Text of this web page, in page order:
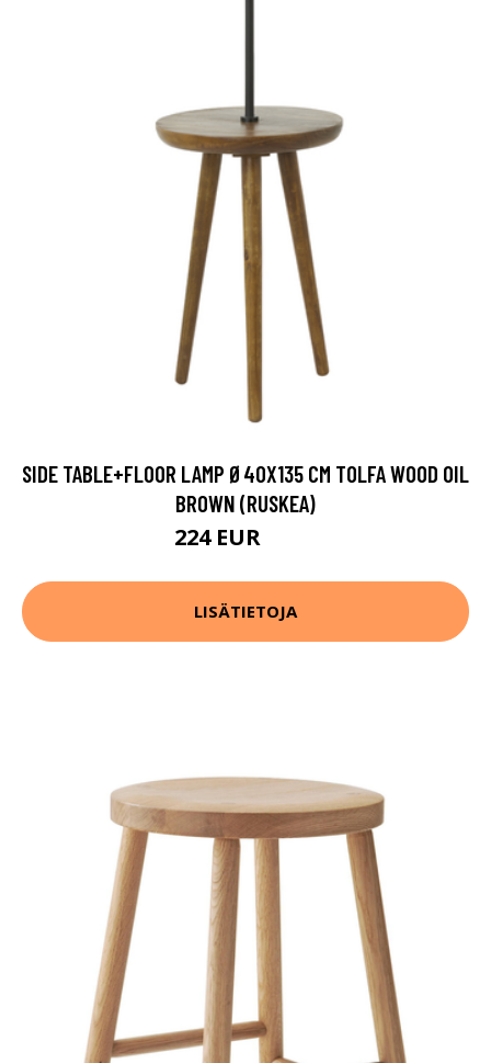
SIDE TABLE+FLOOR LAMP Ø40X135 CM TOLFA WOOD OIL
BROWN (RUSKEA)
224 EUR
LISÄTIETOJA